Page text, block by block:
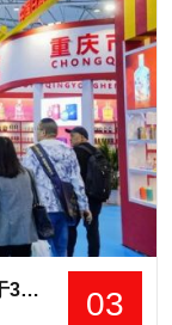
03
2025年第112届成都春季全国糖酒会将于3月25-27日盛大启幕